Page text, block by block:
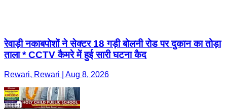
रेवाड़ी नकाबपोशों ने सेक्टर 18 गड़ी बोलनी रोड पर दुकान का तोड़ा
ताला * CCTV कैमरे में हुई सारी घटना कैद
Rewari, Rewari | Aug 8, 2026